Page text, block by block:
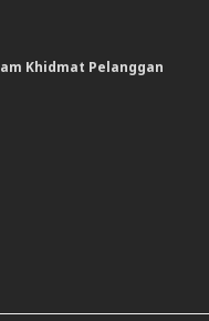
Khidmat Pelanggan